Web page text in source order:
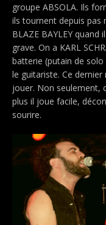
groupe ABSOLA. Ils
ils tournent depuis pas
BLAZE BAYLEY
grave. On a KARL
batterie (putain de solo
le guitariste. Ce dernier
jouer. Non seulement,
plus il joue facile,
sourire.